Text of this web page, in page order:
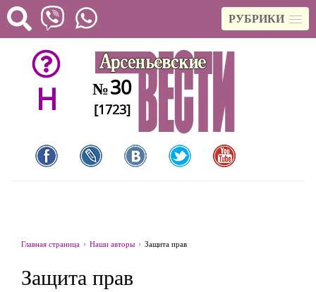
РУБРИКИ
H №30
[1723]
Главная страница Наши авторы Защита прав
Защита прав